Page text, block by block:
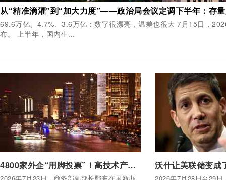
69.6万亿、4.7%、3.6万亿：数字很漂亮，温差也很大 7月15日，2026年中国经济半年报公
布。 上半年，国内生...
4800家外企“用脚投票”！高技术产业引资暴增33%，中国仍是全球“吸金王”